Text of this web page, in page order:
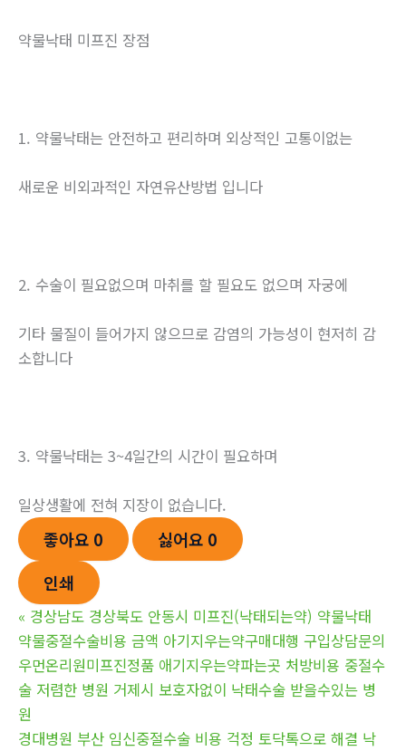
약물낙태 미프진 장점
1. 약물낙태는 안전하고 편리하며 외상적인 고통이없는
새로운 비외과적인 자연유산방법 입니다
2. 수술이 필요없으며 마취를 할 필요도 없으며 자궁에
기타 물질이 들어가지 않으므로 감염의 가능성이 현저히 감
소합니다
3. 약물낙태는 3~4일간의 시간이 필요하며
일상생활에 전혀 지장이 없습니다.
좋아요 0 싫어요 0
인쇄
« 경상남도 경상북도 안동시 미프진(낙태되는약) 약물낙태
약물중절수술비용 금액 아기지우는약구매대행 구입상담문의
우먼온리원미프진정품 애기지우는약파는곳 처방비용 중절수
술 저렴한 병원 거제시 보호자없이 낙태수술 받을수있는 병
원
경대병원 부산 임신중절수술 비용 걱정 토닥톡으로 해결 낙